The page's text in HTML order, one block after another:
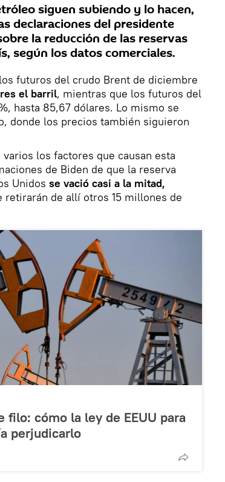
siguen subiendo y lo hacen,
declaraciones del presidente
la reducción de las reservas
según los datos comerciales.
futuros del crudo Brent de diciembre
el barril, mientras que los futuros del
hasta 85,67 dólares. Lo mismo se
donde los precios también siguieron
los factores que causan esta
de Biden de que la reserva
Unidos se vació casi a la mitad,
retirarán de allí otros 15 millones de
filo: cómo la ley de EEUU para
perjudicarlo